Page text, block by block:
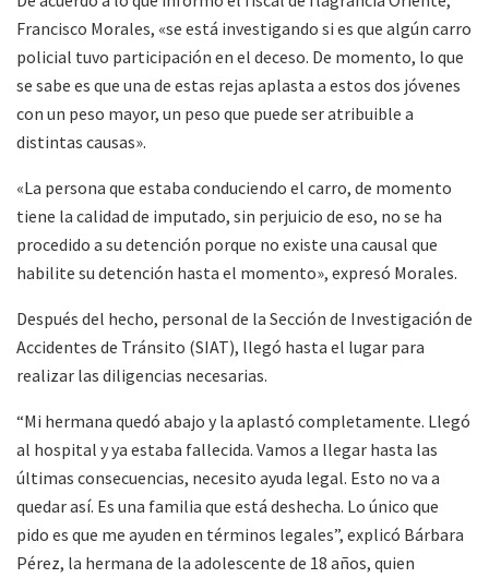
Francisco Morales, «se está investigando si es que algún carro
policial tuvo participación en el deceso. De momento, lo que
se sabe es que una de estas rejas aplasta a estos dos jóvenes
con un peso mayor, un peso que puede ser atribuible a
distintas causas».
«La persona que estaba conduciendo el carro, de momento
tiene la calidad de imputado, sin perjuicio de eso, no se ha
procedido a su detención porque no existe una causal que
habilite su detención hasta el momento», expresó Morales.
Después del hecho, personal de la Sección de Investigación de
Accidentes de Tránsito (SIAT), llegó hasta el lugar para
realizar las diligencias necesarias.
“Mi hermana quedó abajo y la aplastó completamente. Llegó
al hospital y ya estaba fallecida. Vamos a llegar hasta las
últimas consecuencias, necesito ayuda legal. Esto no va a
quedar así. Es una familia que está deshecha. Lo único que
pido es que me ayuden en términos legales”, explicó Bárbara
Pérez, la hermana de la adolescente de 18 años, quien